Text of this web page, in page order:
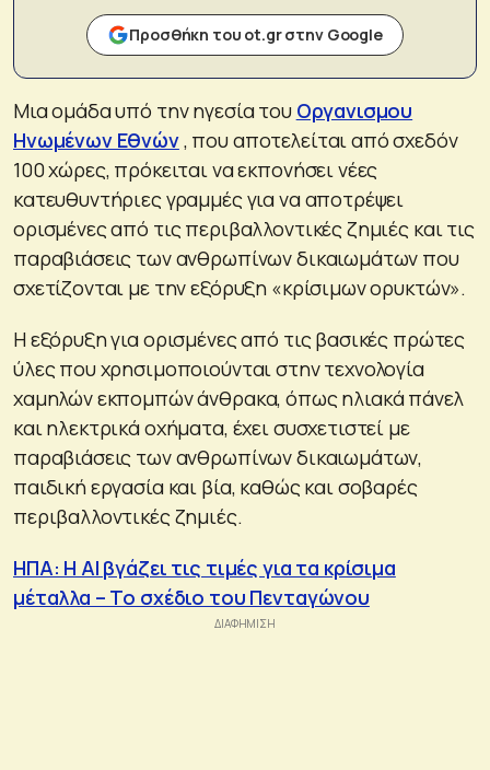
Προσθήκη του ot.gr στην Google
Μια ομάδα υπό την ηγεσία του Οργανισμου
Ηνωμένων Εθνών, που αποτελείται από σχεδόν
100 χώρες, πρόκειται να εκπονήσει νέες
κατευθυντήριες γραμμές για να αποτρέψει
ορισμένες από τις περιβαλλοντικές ζημιές και τις
παραβιάσεις των ανθρωπίνων δικαιωμάτων που
σχετίζονται με την εξόρυξη «κρίσιμων ορυκτών».
Η εξόρυξη για ορισμένες από τις βασικές πρώτες
ύλες που χρησιμοποιούνται στην τεχνολογία
χαμηλών εκπομπών άνθρακα, όπως ηλιακά πάνελ
και ηλεκτρικά οχήματα, έχει συσχετιστεί με
παραβιάσεις των ανθρωπίνων δικαιωμάτων,
παιδική εργασία και βία, καθώς και σοβαρές
περιβαλλοντικές ζημιές.
ΗΠΑ: H AI βγάζει τις τιμές για τα κρίσιμα
μέταλλα – Το σχέδιο του Πενταγώνου